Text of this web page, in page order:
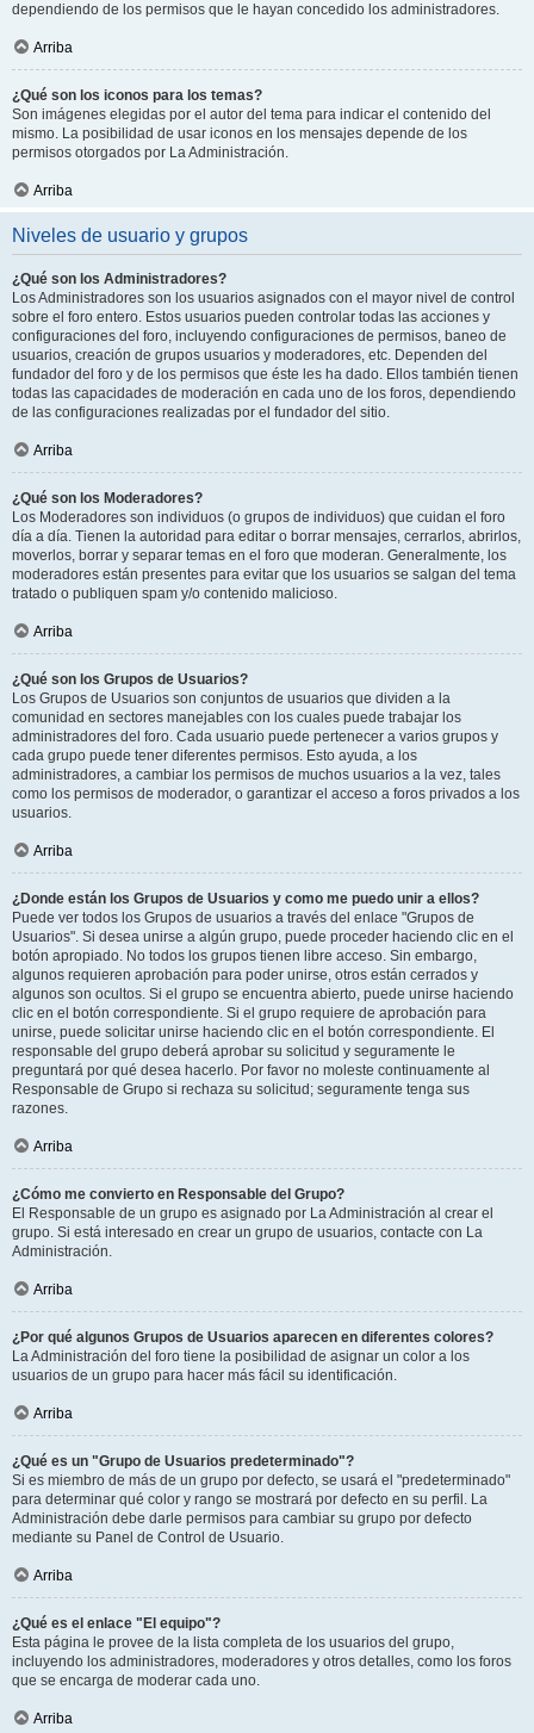
dependiendo de los permisos que le hayan concedido los administradores.
Arriba
¿Qué son los iconos para los temas?
Son imágenes elegidas por el autor del tema para indicar el contenido del
mismo. La posibilidad de usar iconos en los mensajes depende de los
permisos otorgados por La Administración.
Arriba
Niveles de usuario y grupos
¿Qué son los Administradores?
Los Administradores son los usuarios asignados con el mayor nivel de control
sobre el foro entero. Estos usuarios pueden controlar todas las acciones y
configuraciones del foro, incluyendo configuraciones de permisos, baneo de
usuarios, creación de grupos usuarios y moderadores, etc. Dependen del
fundador del foro y de los permisos que éste les ha dado. Ellos también tienen
todas las capacidades de moderación en cada uno de los foros, dependiendo
de las configuraciones realizadas por el fundador del sitio.
Arriba
¿Qué son los Moderadores?
Los Moderadores son individuos (o grupos de individuos) que cuidan el foro
día a día. Tienen la autoridad para editar o borrar mensajes, cerrarlos, abrirlos,
moverlos, borrar y separar temas en el foro que moderan. Generalmente, los
moderadores están presentes para evitar que los usuarios se salgan del tema
tratado o publiquen spam y/o contenido malicioso.
Arriba
¿Qué son los Grupos de Usuarios?
Los Grupos de Usuarios son conjuntos de usuarios que dividen a la
comunidad en sectores manejables con los cuales puede trabajar los
administradores del foro. Cada usuario puede pertenecer a varios grupos y
cada grupo puede tener diferentes permisos. Esto ayuda, a los
administradores, a cambiar los permisos de muchos usuarios a la vez, tales
como los permisos de moderador, o garantizar el acceso a foros privados a los
usuarios.
Arriba
¿Donde están los Grupos de Usuarios y como me puedo unir a ellos?
Puede ver todos los Grupos de usuarios a través del enlace "Grupos de
Usuarios". Si desea unirse a algún grupo, puede proceder haciendo clic en el
botón apropiado. No todos los grupos tienen libre acceso. Sin embargo,
algunos requieren aprobación para poder unirse, otros están cerrados y
algunos son ocultos. Si el grupo se encuentra abierto, puede unirse haciendo
clic en el botón correspondiente. Si el grupo requiere de aprobación para
unirse, puede solicitar unirse haciendo clic en el botón correspondiente. El
responsable del grupo deberá aprobar su solicitud y seguramente le
preguntará por qué desea hacerlo. Por favor no moleste continuamente al
Responsable de Grupo si rechaza su solicitud; seguramente tenga sus
razones.
Arriba
¿Cómo me convierto en Responsable del Grupo?
El Responsable de un grupo es asignado por La Administración al crear el
grupo. Si está interesado en crear un grupo de usuarios, contacte con La
Administración.
Arriba
¿Por qué algunos Grupos de Usuarios aparecen en diferentes colores?
La Administración del foro tiene la posibilidad de asignar un color a los
usuarios de un grupo para hacer más fácil su identificación.
Arriba
¿Qué es un "Grupo de Usuarios predeterminado"?
Si es miembro de más de un grupo por defecto, se usará el "predeterminado"
para determinar qué color y rango se mostrará por defecto en su perfil. La
Administración debe darle permisos para cambiar su grupo por defecto
mediante su Panel de Control de Usuario.
Arriba
¿Qué es el enlace "El equipo"?
Esta página le provee de la lista completa de los usuarios del grupo,
incluyendo los administradores, moderadores y otros detalles, como los foros
que se encarga de moderar cada uno.
Arriba